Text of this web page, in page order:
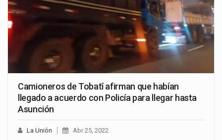
Camioneros de Tobatî afirman que habían
llegado a acuerdo con Policía para llegar hasta
Asunción
La Unión Abr 25, 2022